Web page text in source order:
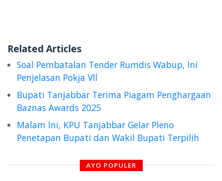
Related Articles
Soal Pembatalan Tender Rumdis Wabup, Ini
Penjelasan Pokja Vll
Bupati Tanjabbar Terima Piagam Penghargaan
Baznas Awards 2025
Malam Ini, KPU Tanjabbar Gelar Pleno
Penetapan Bupati dan Wakil Bupati Terpilih
AYO POPULER